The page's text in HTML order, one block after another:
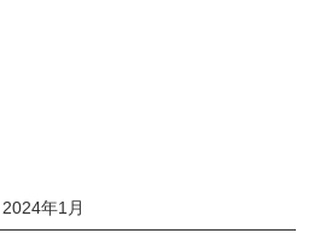
2024年1月